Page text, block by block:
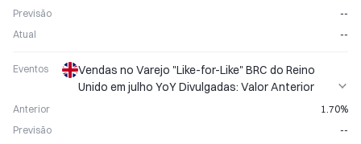
Previsão
--
Atual
--
Eventos
Vendas no Varejo "Like-for-Like" BRC do Reino
Unido em julho YoY Divulgadas: Valor Anterior
Anterior
1.70%
Previsão
--